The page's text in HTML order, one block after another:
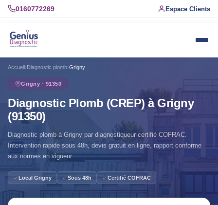
0160772269 Espace Clients
Accueil›Diagnostic plomb›Grigny
Grigny · 91350
Diagnostic Plomb (CREP) à Grigny
(91350)
Diagnostic plomb à Grigny par diagnostiqueur certifié COFRAC.
Intervention rapide sous 48h, devis gratuit en ligne, rapport conforme
aux normes en vigueur.
Local Grigny Sous 48h Certifié COFRAC